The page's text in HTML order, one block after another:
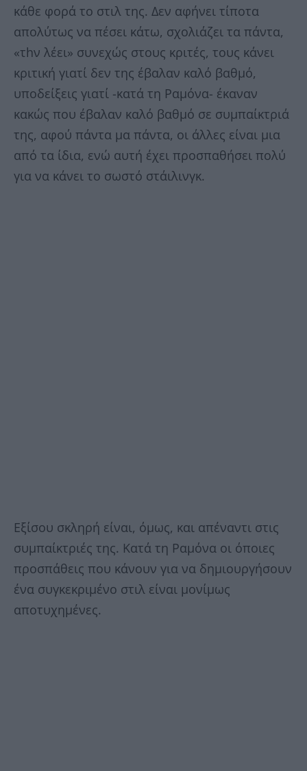
κάθε φορά το στιλ της. Δεν αφήνει τίποτα
απολύτως να πέσει κάτω, σχολιάζει τα πάντα,
«τhν λέει» συνεχώς στους κριτές, τους κάνει
κριτική γιατί δεν της έβαλαν καλό βαθμό,
υποδείξεις γιατί -κατά τη Ραμόνα- έκαναν
κακώς που έβαλαν καλό βαθμό σε συμπαίκτριά
της, αφού πάντα μα πάντα, οι άλλες είναι μια
από τα ίδια, ενώ αυτή έχει προσπαθήσει πολύ
για να κάνει το σωστό στάιλινγκ.
Εξίσου σκληρή είναι, όμως, και απέναντι στις
συμπαίκτριές της. Κατά τη Ραμόνα οι όποιες
προσπάθεις που κάνουν για να δημιουργήσουν
ένα συγκεκριμένο στιλ είναι μονίμως
αποτυχημένες.